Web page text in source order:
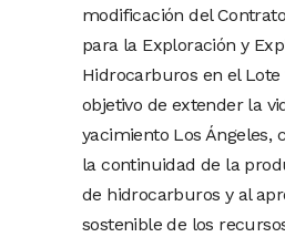
modificación del
para la Exploración y
Hidrocarburos en el Lote
objetivo de extender la
yacimiento Los Ángeles,
la continuidad de la
de hidrocarburos y al
sostenible de los